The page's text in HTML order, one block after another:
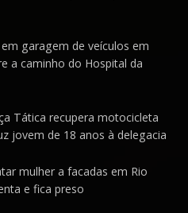
garagem de veículos em
a caminho do Hospital da
Tática recupera motocicleta
jovem de 18 anos à delegacia
mulher a facadas em Rio
e fica preso